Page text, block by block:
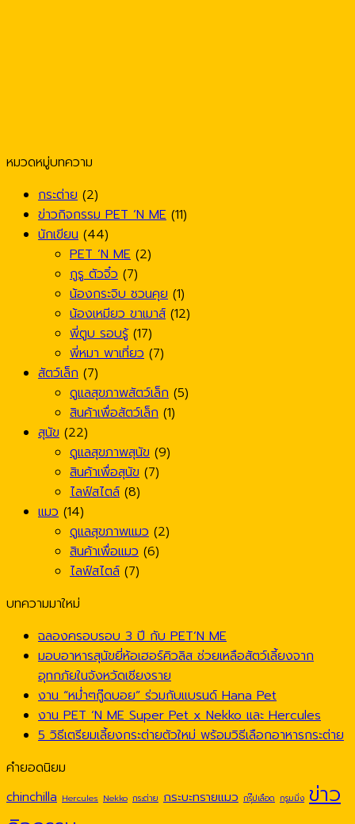
หมวดหมู่บทความ
กระต่าย (2)
ข่าวกิจกรรม PET ’N ME (11)
นักเขียน (44)
PET ’N ME (2)
กูรู ตัวจิ๋ว (7)
น้องกระจิบ ชวนคุย (1)
น้องเหมียว ขาเมาส์ (12)
พี่ตูบ รอบรู้(17)
พี่หมา พาเที่ยว (7)
สัตว์เล็ก (7)
ดูแลสุขภาพสัตว์เล็ก (5)
สินค้าเพื่อสัตว์เล็ก (1)
สุนัข (22)
ดูแลสุขภาพสุนัข (9)
สินค้าเพื่อสุนัข (7)
ไลฟ์สไตล์ (8)
แมว (14)
ดูแลสุขภาพแมว (2)
สินค้าเพื่อแมว (6)
ไลฟ์สไตล์ (7)
บทความมาใหม่
ฉลองครอบรอบ 3 ปี กับ PET’N ME
มอบอาหารสุนัขยี่ห้อเฮอร์คิวลิส ช่วยเหลือสัตว์เลี้ยงจาก
อุทกภัยในจังหวัดเชียงราย
งาน “หม่ำๆกู๊ดบอย” ร่วมกับแบรนด์ Hana Pet
งาน PET ‘N ME Super Pet x Nekko และ Hercules
5 วิธีเตรียมเลี้ยงกระต่ายตัวใหม่ พร้อมวิธีเลือกอาหารกระต่าย
คำยอดนิยม
chinchilla Hercules Nekko กระต่าย กระบะทรายแมว กรุ๊ปเลือด กรูมมิ่ง ข่าว